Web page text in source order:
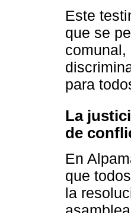
Este
que se
para
La
de
En
que
la